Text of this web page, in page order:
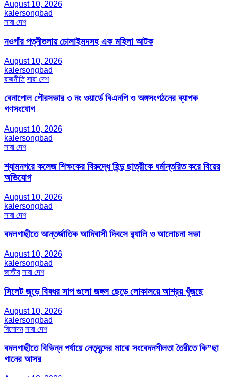
August 10, 2026
kalersongbad
সারা দেশ
নওগাঁর পত্নীতলায় চোলাইমদসহ এক মহিলা আটক
August 10, 2026
kalersongbad
রাজনীতি সারা দেশ
বেনাপোল পৌরসভার ৩ নং ওয়ার্ডে বিএনপি ও অঙ্গসংগঠনের ব্যাপক
গণসংযোগ
August 10, 2026
kalersongbad
সারা দেশ
শ্যামনগরে কলেজ শিক্ষকের বিরুদ্ধে হিন্দু ছাত্রীকে ধর্মান্তরিত করে বিয়ের
অভিযোগ
August 10, 2026
kalersongbad
সারা দেশ
বদলগাছীতে আন্তর্জাতিক আদিবাসী দিবসে র‍্যালি ও আলোচনা সভা
August 10, 2026
kalersongbad
জাতীয় সারা দেশ
সিলেট জুড়ে বিষধর সাপ গুলো জঙ্গল ছেড়ে লোকালয়ে আশ্রয় খুঁজছে
August 10, 2026
kalersongbad
বিনোদন সারা দেশ
বদলগাছীতে বিভিন্ন পর্যায়ে নেতৃবৃন্দের মাঝে সংবেদনশীলতা তৈরীতে কি”ছা
গানের আসর